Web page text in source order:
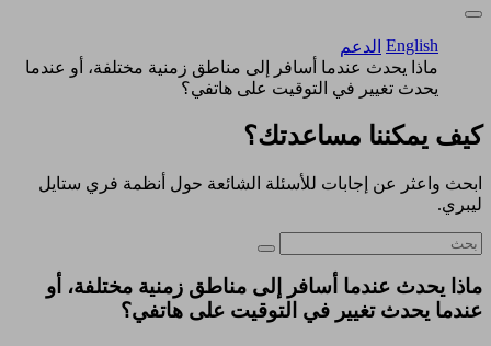
English الدعم
ماذا يحدث عندما أسافر إلى مناطق زمنية مختلفة، أو عندما
يحدث تغيير في التوقيت على هاتفي؟
كيف يمكننا مساعدتك؟
ابحث واعثر عن إجابات للأسئلة الشائعة حول أنظمة فري ستايل
ليبري.
ماذا يحدث عندما أسافر إلى مناطق زمنية مختلفة، أو
عندما يحدث تغيير في التوقيت على هاتفي؟